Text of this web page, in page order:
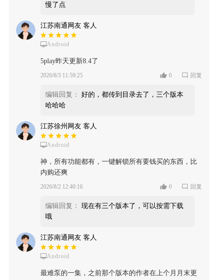
慢了点
江苏南通网友 客人
Android
5play昨天更新8.4了
2026/8/3 11:59:25 0 回复
编辑回复：
好的，都传到目录去了，三个版本
哈哈哈
江苏徐州网友 客人
Android
神，所有功能都有，一键解锁所有要钱买的东西，比
内购还爽
2026/8/2 12:40:16 0 回复
编辑回复：
现在有三个版本了，可以按需下载
哦
江苏南通网友 客人
Android
最难泵的一集，之前那个版本的作者在上个月月末更